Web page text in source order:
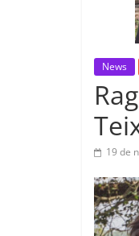
News
19 de